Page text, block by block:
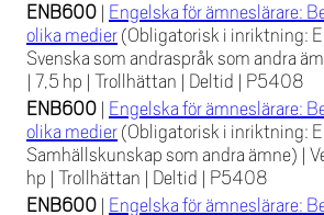
ENB600 | Engelska för ämneslärare:
olika medier (Obligatorisk i inriktning:
Svenska som andraspråk som andra
| 7,5 hp | Trollhättan | Deltid | P5408
ENB600 | Engelska för ämneslärare:
olika medier (Obligatorisk i inriktning:
Samhällskunskap som andra ämne) |
hp | Trollhättan | Deltid | P5408
ENB600 | Engelska för ämneslärare: